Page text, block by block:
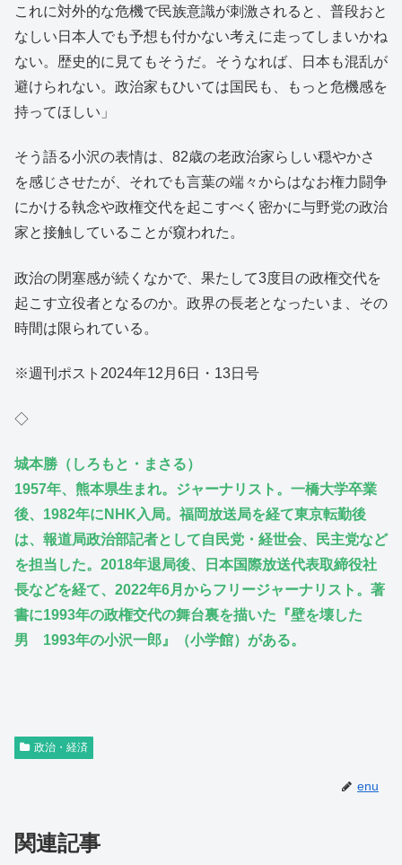
これに対外的な危機で民族意識が刺激されると、普段おと
なしい日本人でも予想も付かない考えに走ってしまいかね
ない。歴史的に見てもそうだ。そうなれば、日本も混乱が
避けられない。政治家もひいては国民も、もっと危機感を
持ってほしい」
そう語る小沢の表情は、82歳の老政治家らしい穏やかさ
を感じさせたが、それでも言葉の端々からはなお権力闘争
にかける執念や政権交代を起こすべく密かに与野党の政治
家と接触していることが窺われた。
政治の閉塞感が続くなかで、果たして3度目の政権交代を
起こす立役者となるのか。政界の長老となったいま、その
時間は限られている。
※週刊ポスト2024年12月6日・13日号
◇
城本勝（しろもと・まさる）
1957年、熊本県生まれ。ジャーナリスト。一橋大学卒業
後、1982年にNHK入局。福岡放送局を経て東京転勤後
は、報道局政治部記者として自民党・経世会、民主党など
を担当した。2018年退局後、日本国際放送代表取締役社
長などを経て、2022年6月からフリージャーナリスト。著
書に1993年の政権交代の舞台裏を描いた『壁を壊した
男 1993年の小沢一郎』（小学館）がある。
政治・経済
enu
関連記事